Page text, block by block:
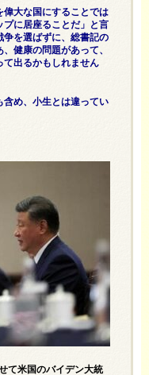
偉大な国にすることでは
プに居座ることだ」と言
争を選ばずに、総書記の
健康の問題があって、
て出るかもしれません
含め、小生とは違ってい
て米国のバイデン大統